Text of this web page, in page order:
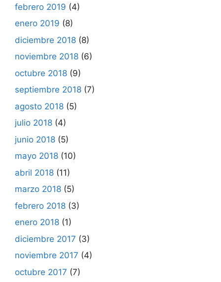
febrero 2019 (4)
enero 2019 (8)
diciembre 2018 (8)
noviembre 2018 (6)
octubre 2018 (9)
septiembre 2018 (7)
agosto 2018 (5)
julio 2018 (4)
junio 2018 (5)
mayo 2018 (10)
abril 2018 (11)
marzo 2018 (5)
febrero 2018 (3)
enero 2018 (1)
diciembre 2017 (3)
noviembre 2017 (4)
octubre 2017 (7)